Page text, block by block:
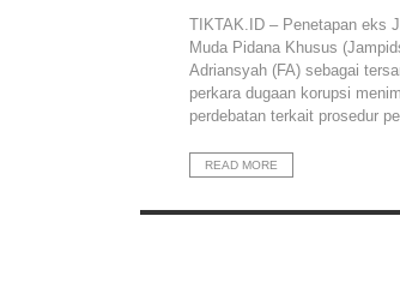
TIKTAK.ID – Penetapan eks
Muda Pidana Khusus
Adriansyah (FA) sebagai
perkara dugaan korupsi
perdebatan terkait prosedur
READ MORE